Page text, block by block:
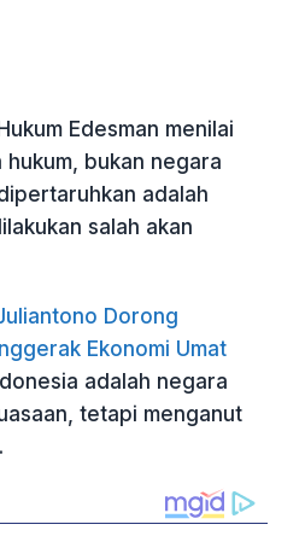
Edesman menilai
bukan negara
adalah
salah akan
Dorong
Ekonomi Umat
adalah negara
tetapi menganut